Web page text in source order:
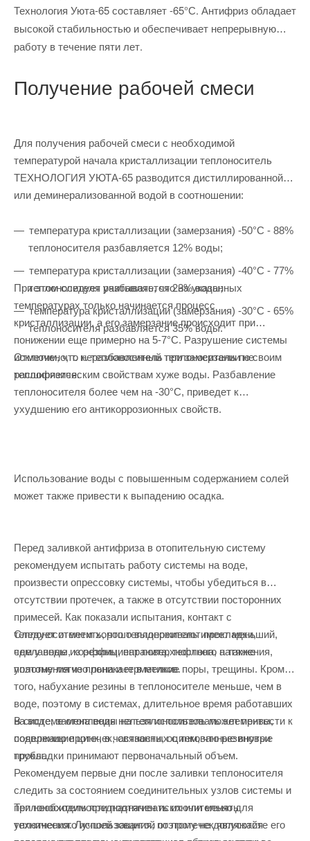
Технология Уюта-65 составляет -65°С. Антифриз обладает
высокой стабильностью и обеспечивает непрерывную
работу в течение пяти лет.
Получение рабочей смеси
Для получения рабочей смеси с необходимой
температурой начала кристаллизации теплоноситель
ТЕХНОЛОГИЯ УЮТА-65 разводится дистиллированной
или деминерализованной водой в соотношении:
температура кристаллизации (замерзания) -50°С - 88%
теплоносителя разбавляется 12% воды;
температура кристаллизации (замерзания) -40°С - 77%
теплоносителя разбавляется 23% воды;
температура кристаллизации (замерзания) -30°С - 65%
теплоносителя разбавляется 35% воды.
При этом следует учитывать, что на указанных
температурах только начинается процесс
кристаллизации, а его замерзание происходит при
понижении еще примерно на 5-7°С. Разрушение системы
исключено, т. к. теплоноситель при замерзании не
расширяется.
Отметим, что неразбавленный теплоноситель по своим
теплофизическим свойствам хуже воды. Разбавление
теплоносителя более чем на -30°С, приведет к
ухудшению его антикоррозионных свойств.
Использование воды с повышенным содержанием солей
может также привести к выпадению осадка.
Перед заливкой антифриза в отопительную систему
рекомендуем испытать работу системы на воде,
произвести опрессовку системы, чтобы убедиться в
отсутствии протечек, а также в отсутствии посторонних
примесей. Как показали испытания, контакт с
теплоносителем хорошо выдерживают прокладки,
сделанные из резины, паранита, тефлона, а также
уплотнения изо льна и герметиков.
Следует отметить, что теплоноситель имеет меньший,
чем у воды, коэффициент поверхностного натяжения,
поэтому легче проникает в мелкие поры, трещины. Кроме
того, набухание резины в теплоносителе меньше, чем в
воде, поэтому в системах, длительное время работавших
на воде, замена воды на теплоноситель может привести к
появлению протечек, связанных с тем, что резиновые
прокладки принимают первоначальный объем.
Рекомендуем первые дни после заливки теплоносителя
следить за состоянием соединительных узлов системы и
при необходимости подтягивать их или менять
уплотнения. Лучшей защитой от протечек являются
В системе отопления нельзя использовать элементы,
содержащие цинк, в частности, оцинкованные внутри
трубы.
Теплоноситель предназначен исключительно для
технического использования, поэтому не допускайте его